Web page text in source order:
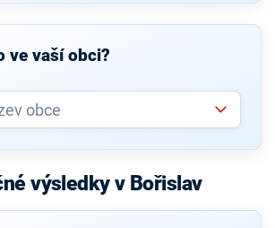
ve vaší obci?
výsledky v Bořislav